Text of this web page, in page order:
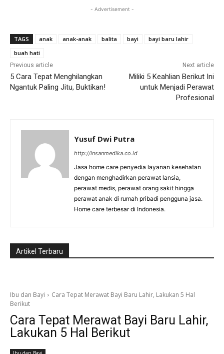
- Advertisement -
TAGS anak anak-anak balita bayi
bayi baru lahir
buah hati
Previous article
5 Cara Tepat Menghilangkan
Ngantuk Paling Jitu, Buktikan!
Next article
Miliki 5 Keahlian Berikut Ini
untuk Menjadi Perawat
Profesional
Yusuf Dwi Putra
http://insanmedika.co.id
Jasa home care penyedia layanan kesehatan
dengan menghadirkan perawat lansia,
perawat medis, perawat orang sakit hingga
perawat anak di rumah pribadi pengguna jasa.
Home care terbesar di Indonesia.
Artikel Terbaru